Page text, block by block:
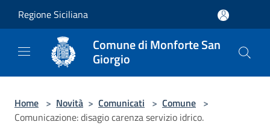
Regione Siciliana
Comune di Monforte San
Giorgio
Home > Novità > Comunicati > Comune >
Comunicazione: disagio carenza servizio idrico.